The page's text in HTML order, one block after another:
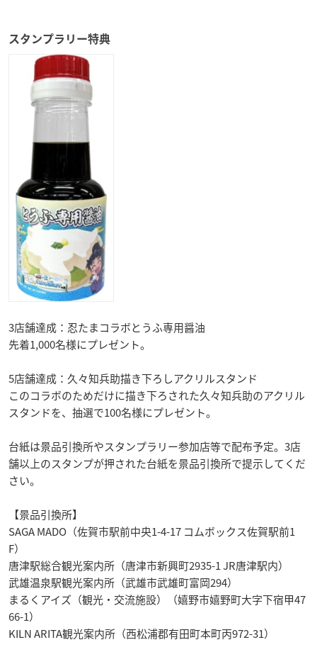
スタンプラリー特典
3店舗達成：忍たまコラボとうふ専用醤油
先着1,000名様にプレゼント。
5店舗達成：久々知兵助描き下ろしアクリルスタンド
このコラボのためだけに描き下ろされた久々知兵助のアクリル
スタンドを、抽選で100名様にプレゼント。
台紙は景品引換所やスタンプラリー参加店等で配布予定。3店
舗以上のスタンプが押された台紙を景品引換所で提示してくだ
さい。
【景品引換所】
SAGA MADO（佐賀市駅前中央1-4-17 コムボックス佐賀駅前1
F）
唐津駅総合観光案内所（唐津市新興町2935-1 JR唐津駅内）
武雄温泉駅観光案内所（武雄市武雄町富岡294）
まるくアイズ（観光・交流施設）（嬉野市嬉野町大字下宿甲47
66-1）
KILN ARITA観光案内所（西松浦郡有田町本町丙972-31）